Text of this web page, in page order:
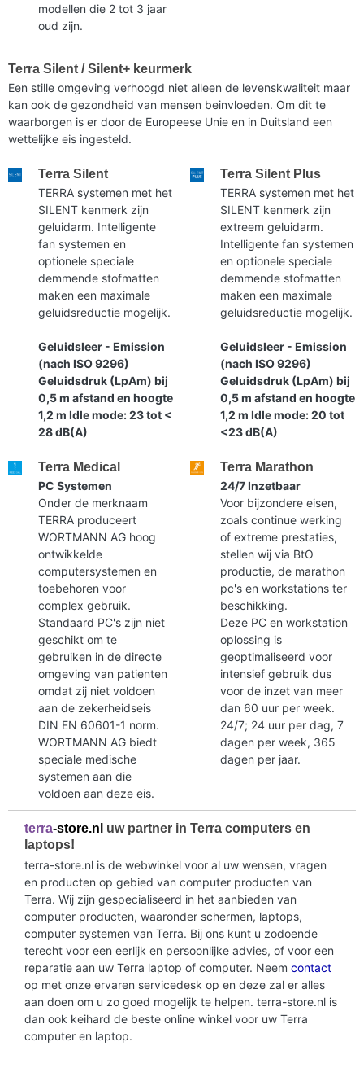
modellen die 2 tot 3 jaar
oud zijn.
Terra Silent / Silent+ keurmerk
Een stille omgeving verhoogd niet alleen de levenskwaliteit maar
kan ook de gezondheid van mensen beinvloeden. Om dit te
waarborgen is er door de Europeese Unie en in Duitsland een
wettelijke eis ingesteld.
Terra Silent
TERRA systemen met het
SILENT kenmerk zijn
geluidarm. Intelligente
fan systemen en
optionele speciale
demmende stofmatten
maken een maximale
geluidsreductie mogelijk.
Geluidsleer - Emission
(nach ISO 9296)
Geluidsdruk (LpAm) bij
0,5 m afstand en hoogte
1,2 m Idle mode: 23 tot <
28 dB(A)
Terra Silent Plus
TERRA systemen met het
SILENT kenmerk zijn
extreem geluidarm.
Intelligente fan systemen
en optionele speciale
demmende stofmatten
maken een maximale
geluidsreductie mogelijk.
Geluidsleer - Emission
(nach ISO 9296)
Geluidsdruk (LpAm) bij
0,5 m afstand en hoogte
1,2 m Idle mode: 20 tot
<23 dB(A)
Terra Medical
PC Systemen
Onder de merknaam
TERRA produceert
WORTMANN AG hoog
ontwikkelde
computersystemen en
toebehoren voor
complex gebruik.
Standaard PC's zijn niet
geschikt om te
gebruiken in de directe
omgeving van patienten
omdat zij niet voldoen
aan de zekerheidseis
DIN EN 60601-1 norm.
WORTMANN AG biedt
speciale medische
systemen aan die
voldoen aan deze eis.
Terra Marathon
24/7 Inzetbaar
Voor bijzondere eisen,
zoals continue werking
of extreme prestaties,
stellen wij via BtO
productie, de marathon
pc's en workstations ter
beschikking.
Deze PC en workstation
oplossing is
geoptimaliseerd voor
intensief gebruik dus
voor de inzet van meer
dan 60 uur per week.
24/7; 24 uur per dag, 7
dagen per week, 365
dagen per jaar.
terra-store.nl uw partner in Terra computers en
laptops!
terra-store.nl is de webwinkel voor al uw wensen, vragen
en producten op gebied van computer producten van
Terra. Wij zijn gespecialiseerd in het aanbieden van
computer producten, waaronder schermen, laptops,
computer systemen van Terra. Bij ons kunt u zodoende
terecht voor een eerlijk en persoonlijke advies, of voor een
reparatie aan uw Terra laptop of computer. Neem contact
op met onze ervaren servicedesk op en deze zal er alles
aan doen om u zo goed mogelijk te helpen. terra-store.nl is
dan ook keihard de beste online winkel voor uw Terra
computer en laptop.